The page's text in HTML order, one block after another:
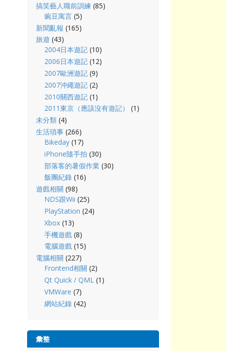
搞笑藝人職前訓練 (85)
豌豆寓言 (5)
新聞亂報 (165)
旅遊 (43)
2004日本遊記 (10)
2006日本遊記 (12)
2007歐洲遊記 (9)
2007沖繩遊記 (2)
2010關西遊記 (1)
2011東京（應該沒有遊記）
(1)
未分類(4)
生活瑣事(266)
Bikeday (17)
iPhone隨手拍 (30)
部落客的暑假作業 (30)
飯團紀錄 (16)
遊戲相關 (98)
NDS跟Wii (25)
PlayStation (24)
Xbox (13)
手機遊戲 (8)
電腦遊戲 (15)
電腦相關 (227)
Frontend相關 (2)
Qt Quick / QML (1)
VMWare (7)
網站紀錄 (42)
彙整